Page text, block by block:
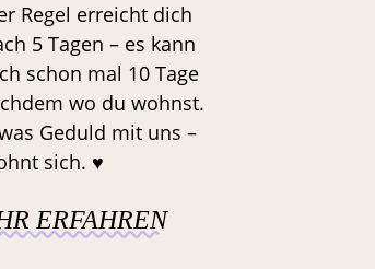
Regel erreicht dich
5 Tagen – es kann
schon mal 10 Tage
wo du wohnst.
Geduld mit uns –
sich. ♥
ERFAHREN